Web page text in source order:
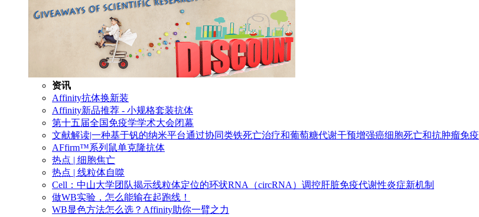
资讯
Affinity抗体换新装
Affinity新品推荐 - 小规格套装抗体
第十五届全国免疫学学术大会闭幕
文献解读|一种基于钒的纳米平台通过协同类铁死亡治疗和葡萄糖代谢干预增强癌细胞死亡和抗肿瘤免疫
AFfirm™系列鼠单克隆抗体
热点 | 细胞焦亡
热点 | 线粒体自噬
Cell：中山大学团队揭示线粒体定位的环状RNA（circRNA）调控肝脏免疫代谢性炎症新机制
做WB实验，怎么能输在起跑线！
WB显色方法怎么选？Affinity助你一臂之力